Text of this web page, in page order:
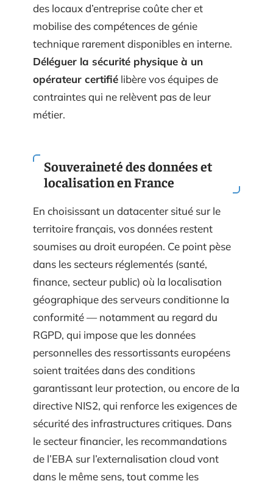
des locaux d’entreprise coûte cher et
mobilise des compétences de génie
technique rarement disponibles en interne.
Déléguer la sécurité physique à un
opérateur certifié libère vos équipes de
contraintes qui ne relèvent pas de leur
métier.
Souveraineté des données et
localisation en France
En choisissant un datacenter situé sur le
territoire français, vos données restent
soumises au droit européen. Ce point pèse
dans les secteurs réglementés (santé,
finance, secteur public) où la localisation
géographique des serveurs conditionne la
conformité — notamment au regard du
RGPD, qui impose que les données
personnelles des ressortissants européens
soient traitées dans des conditions
garantissant leur protection, ou encore de la
directive NIS2, qui renforce les exigences de
sécurité des infrastructures critiques. Dans
le secteur financier, les recommandations
de l’EBA sur l’externalisation cloud vont
dans le même sens, tout comme les